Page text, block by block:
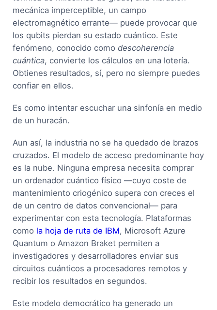
mecánica imperceptible, un campo
electromagnético errante— puede provocar que
los qubits pierdan su estado cuántico. Este
fenómeno, conocido comodescoherencia
cuántica, convierte los cálculos en una lotería.
Obtienes resultados, sí, pero no siempre puedes
confiar en ellos.
Es como intentar escuchar una sinfonía en medio
de un huracán.
Aun así, la industria no se ha quedado de brazos
cruzados. El modelo de acceso predominante hoy
es la nube. Ninguna empresa necesita comprar
un ordenador cuántico físico —cuyo coste de
mantenimiento criogénico supera con creces el
de un centro de datos convencional— para
experimentar con esta tecnología. Plataformas
como la hoja de ruta de IBM, Microsoft Azure
Quantum o Amazon Braket permiten a
investigadores y desarrolladores enviar sus
circuitos cuánticos a procesadores remotos y
recibir los resultados en segundos.
Este modelo democrático ha generado un